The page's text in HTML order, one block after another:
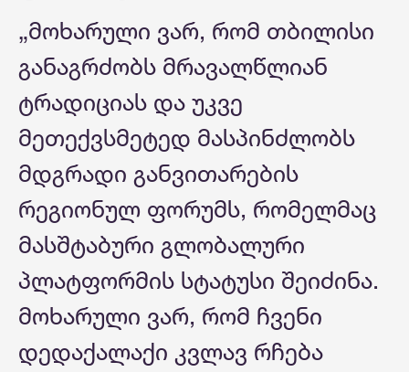
„მოხარული ვარ, რომ თბილისი
განაგრძობს მრავალწლიან
ტრადიციას და უკვე
მეთექვსმეტედ მასპინძლობს
მდგრადი განვითარების
რეგიონულ ფორუმს, რომელმაც
მასშტაბური გლობალური
პლატფორმის სტატუსი შეიძინა.
მოხარული ვარ, რომ ჩვენი
დედაქალაქი კვლავ რჩება